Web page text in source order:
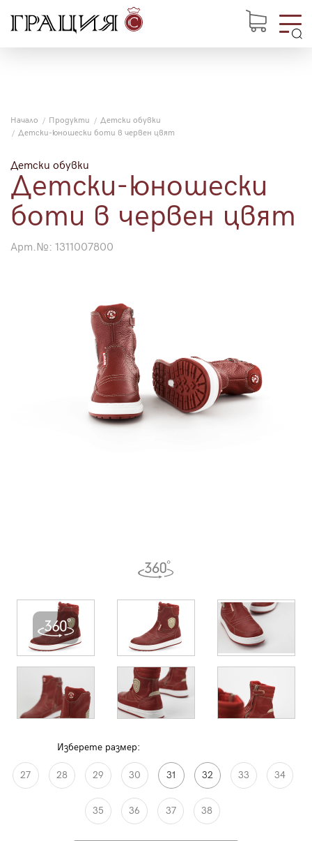
Начало Продукти
Детски обувки
Детски-юношески боти в червен цвят
Детски обувки
Детски-юношески
боти в червен цвят
Арт.№: 1311007800
Изберете размер:
27 28 29 30 31 32 33 34
35 36 37 38